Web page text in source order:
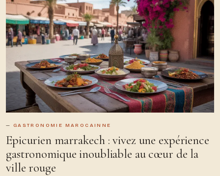
GASTRONOMIE MAROCAINNE
Epicurien marrakech : vivez une expérience
gastronomique inoubliable au cœur de la
ville rouge